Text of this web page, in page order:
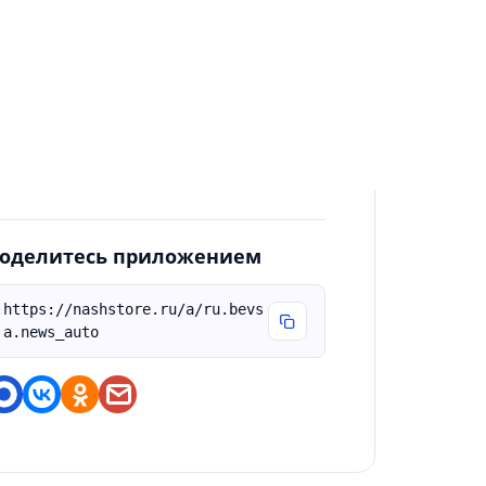
приложением
https://nashstore.ru/a/ru.bevs
a.news_auto